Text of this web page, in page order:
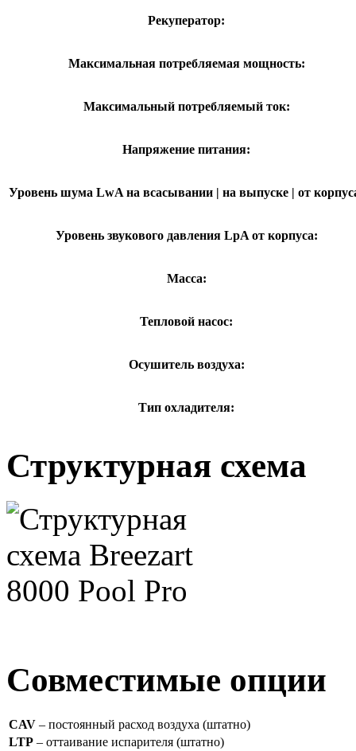
Рекуператор:
Максимальная потребляемая мощность:
Максимальный потребляемый ток:
Напряжение питания:
Уровень шума LwA на всасывании | на выпуске | от
Уровень звукового давления LpA от корпуса:
Масса:
Тепловой насос:
Осушитель воздуха:
Тип охладителя:
Структурная схема
Совместимые опции
CAV – постоянный расход воздуха (штатно)
LTP – оттаивание испарителя (штатно)